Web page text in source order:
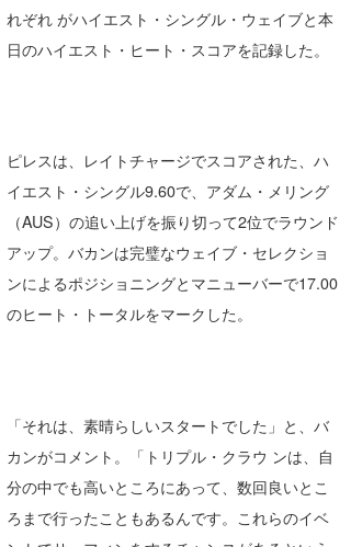
れぞれ がハイエスト・シングル・ウェイブと本
日のハイエスト・ヒート・スコアを記録した。
ピレスは、レイトチャージでスコアされた、ハ
イエスト・シングル9.60で、アダム・メリング
（AUS）の追い上げを振り切って2位でラウンド
アップ。バカンは完璧なウェイブ・セレクショ
ンによるポジショニングとマニューバーで17.00
のヒート・トータルをマークした。
「それは、素晴らしいスタートでした」と、バ
カンがコメント。「トリプル・クラウ ンは、自
分の中でも高いところにあって、数回良いとこ
ろまで行ったこともあるんです。これらのイベ
大野”MAR”修聖
喜納海人
H
KID
MIN
OYZ
S.K
VAGY
waka☆=
YUKI☆